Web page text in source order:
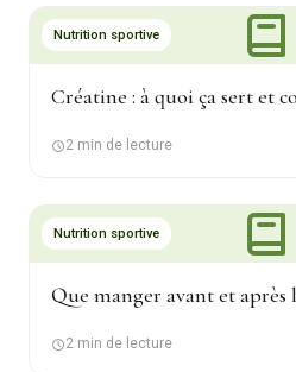
Nutrition sportive
Créatine : à quoi ça sert et
2 min de lecture
Nutrition sportive
Que manger avant et après
2 min de lecture